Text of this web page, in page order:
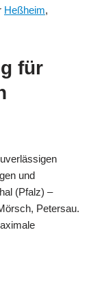
Heßheim,
für
und
(Pfalz) –
Petersau.